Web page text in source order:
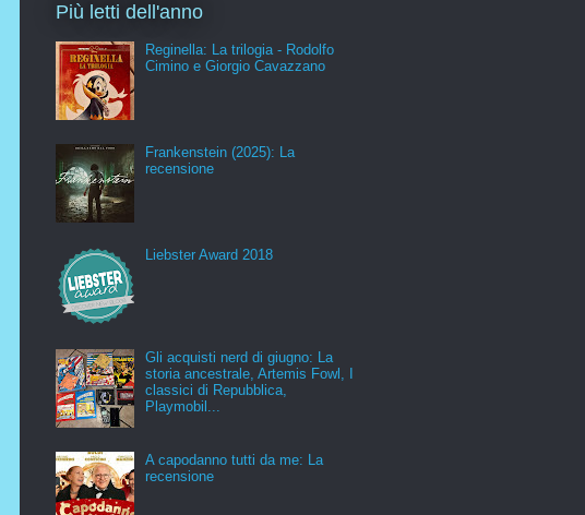
Più letti dell'anno
Reginella: La trilogia - Rodolfo
Cimino e Giorgio Cavazzano
Frankenstein (2025): La
recensione
Liebster Award 2018
Gli acquisti nerd di giugno: La
storia ancestrale, Artemis Fowl, I
classici di Repubblica,
Playmobil...
A capodanno tutti da me: La
recensione